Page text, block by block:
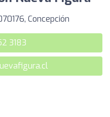
Concepción
3183